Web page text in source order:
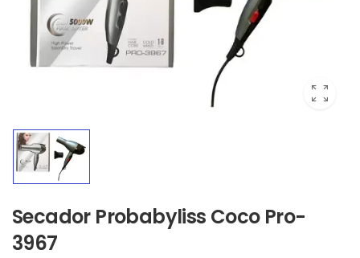
Secador Probabyliss Coco Pro-
3967